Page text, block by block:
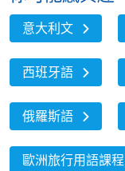
意大利文
西班牙語
俄羅斯語
歐洲旅行用語課程